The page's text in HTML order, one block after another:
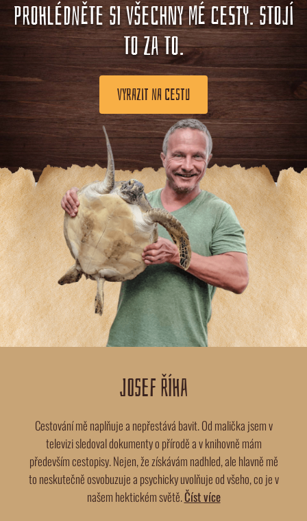
PROHLÉDNĚTE SI VŠECHNY MÉ CESTY. STOJÍ
TO ZA TO.
VYRAZIT NA CESTU
JOSEF ŘÍHA
Cestování mě naplňuje a nepřestává bavit. Od malička jsem v
televizi sledoval dokumenty o přírodě a v knihovně mám
především cestopisy. Nejen, že získávám nadhled, ale hlavně mě
to neskutečně osvobuzuje a psychicky uvolňuje od všeho, co je v
našem hektickém světě.Číst více